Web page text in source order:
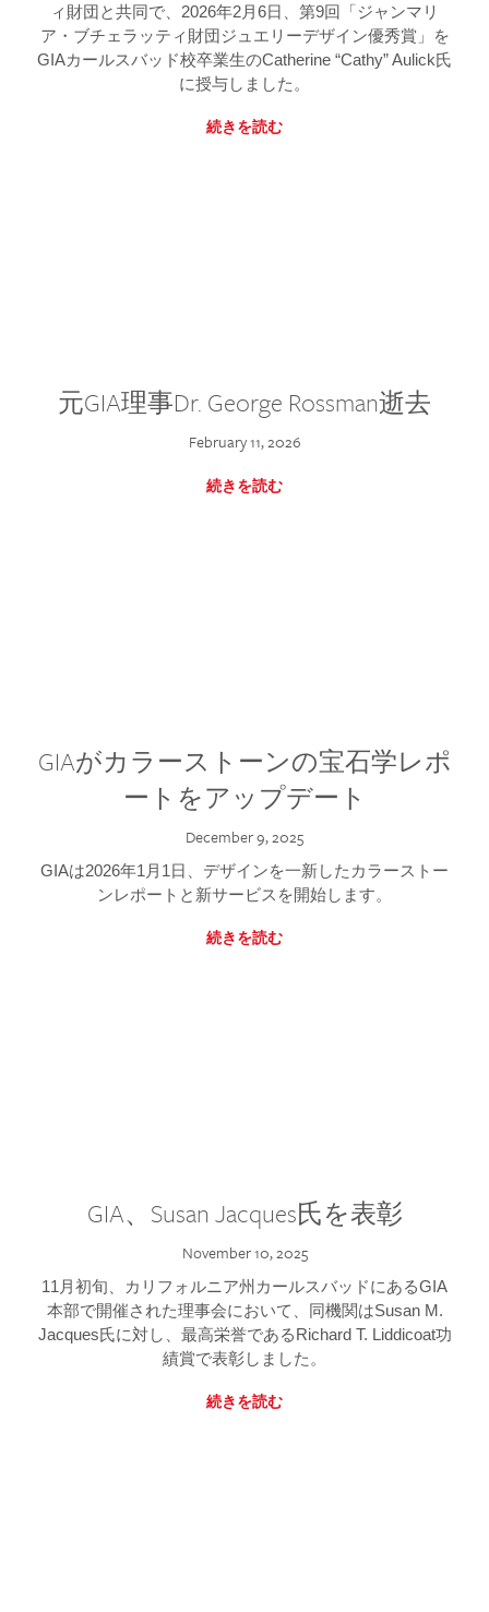
ィ財団と共同で、2026年2月6日、第9回「ジャンマリ
ア・ブチェラッティ財団ジュエリーデザイン優秀賞」を
GIAカールスバッド校卒業生のCatherine “Cathy” Aulick氏
に授与しました。
続きを読む
元GIA理事Dr. George Rossman逝去
February 11, 2026
続きを読む
GIAがカラーストーンの宝石学レポ
ートをアップデート
December 9, 2025
GIAは2026年1月1日、デザインを一新したカラーストー
ンレポートと新サービスを開始します。
続きを読む
GIA、Susan Jacques氏を表彰
November 10, 2025
11月初旬、カリフォルニア州カールスバッドにあるGIA
本部で開催された理事会において、同機関はSusan M.
Jacques氏に対し、最高栄誉であるRichard T. Liddicoat功
績賞で表彰しました。
続きを読む